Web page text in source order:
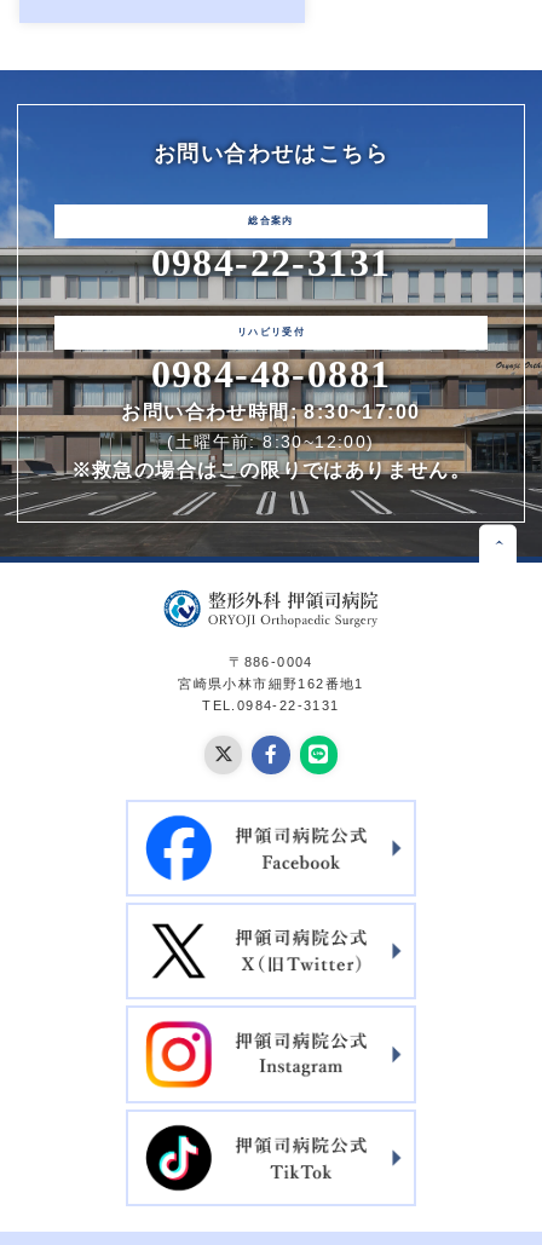
お問い合わせはこちら
0984-22-3131
0984-48-0881
お問い合わせ時間: 8:30~17:00
(土曜午前: 8:30~12:00)
※救急の場合はこの限りではありません。
〒886-0004
宮崎県小林市細野162番地1
TEL.0984-22-3131